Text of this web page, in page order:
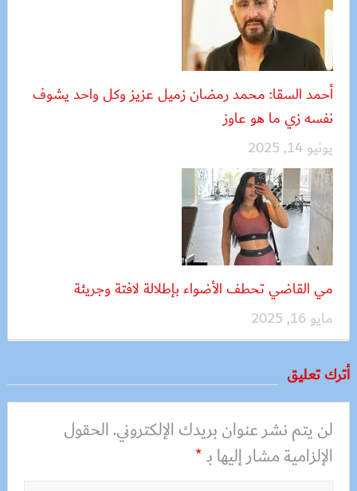
أحمد السقا: محمد رمضان زميل عزيز وكل واحد يشوف
نفسه زي ما هو عاوز
يونيو 14, 2025
مي القاضي تحطف الأضواء بإطلالة لافتة وجريئة
مايو 16, 2025
أترك تعليق
لن يتم نشر عنوان بريدك الإلكتروني.الحقول
الإلزامية مشار إليها بـ*